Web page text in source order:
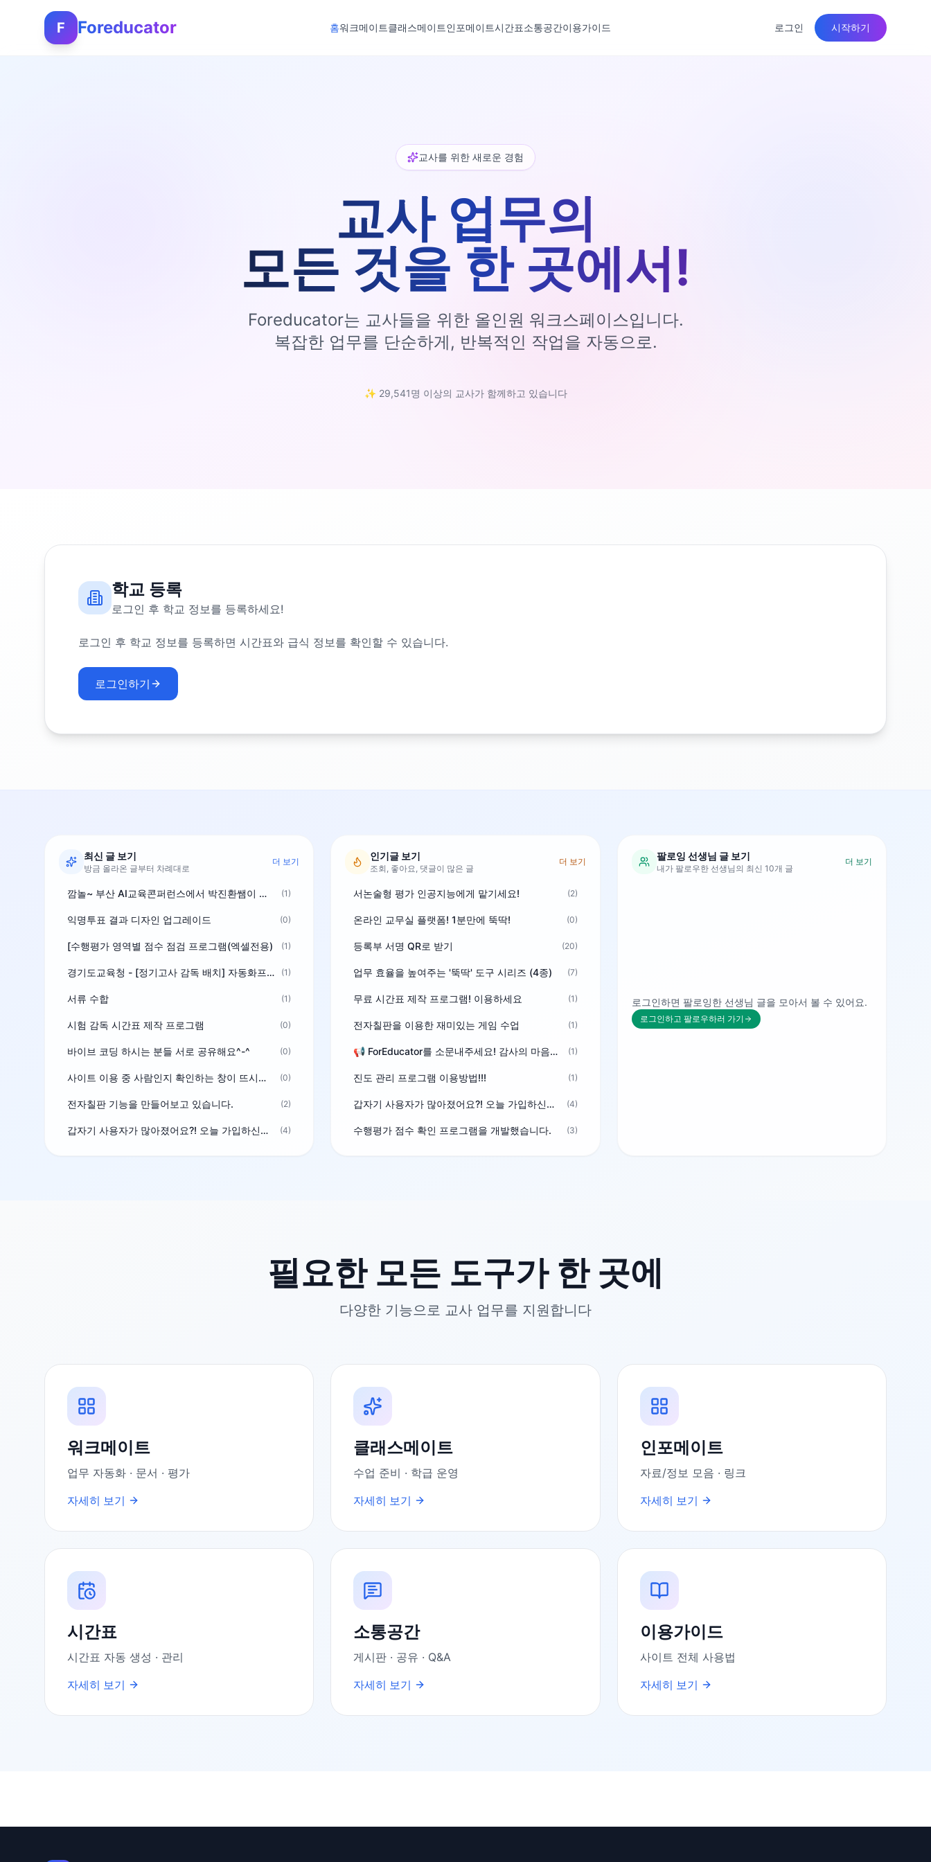
F Foreducator 홈워크메이트클래스메이트인포메이트시간표소통공간이용가이드 로그인 시작하기
교사를 위한 새로운 경험
교사 업무의
모든 것을 한 곳에서!
Foreducator는 교사들을 위한 올인원 워크스페이스입니다.
복잡한 업무를 단순하게, 반복적인 작업을 자동으로.
✨ 29,541명 이상의 교사가 함께하고 있습니다
학교 등록
로그인 후 학교 정보를 등록하세요!
로그인 후 학교 정보를 등록하면 시간표와 급식 정보를 확인할 수 있습니다.
로그인하기
최신 글 보기
방금 올라온 글부터 차례대로
더 보기
깜놀~ 부산 AI교육콘퍼런스에서 박진환쌤이 상받으려 나오셨네요~ ^^ (1)
익명투표 결과 디자인 업그레이드 (0)
[수행평가 영역별 점수 점검 프로그램(엑셀전용) (1)
경기도교육청 - [정기고사 감독 배치] 자동화프로그램 보급 (1)
서류 수합 (1)
시험 감독 시간표 제작 프로그램 (0)
바이브 코딩 하시는 분들 서로 공유해요^-^ (0)
사이트 이용 중 사람인지 확인하는 창이 뜨시는 분은 알려주세요 (0)
전자칠판 기능을 만들어보고 있습니다. (2)
갑자기 사용자가 많아졌어요?! 오늘 가입하신분^^ (4)
인기글 보기
조회, 좋아요, 댓글이 많은 글
더 보기
서논술형 평가 인공지능에게 맡기세요! (2)
온라인 교무실 플랫폼! 1분만에 뚝딱! (0)
등록부 서명 QR로 받기 (20)
업무 효율을 높여주는 '뚝딱' 도구 시리즈 (4종) (7)
무료 시간표 제작 프로그램! 이용하세요 (1)
전자칠판을 이용한 재미있는 게임 수업 (1)
📢 ForEducator를 소문내주세요! 감사의 마음을 담은 포인트 선물 (1)
진도 관리 프로그램 이용방법!!! (1)
갑자기 사용자가 많아졌어요?! 오늘 가입하신분^^ (4)
수행평가 점수 확인 프로그램을 개발했습니다. (3)
팔로잉 선생님 글 보기
내가 팔로우한 선생님의 최신 10개 글
더 보기
로그인하면 팔로잉한 선생님 글을 모아서 볼 수 있어요.
로그인하고 팔로우하러 가기
필요한 모든 도구가 한 곳에
다양한 기능으로 교사 업무를 지원합니다
워크메이트
업무 자동화 · 문서 · 평가
자세히 보기
클래스메이트
수업 준비 · 학급 운영
자세히 보기
인포메이트
자료/정보 모음 · 링크
자세히 보기
시간표
시간표 자동 생성 · 관리
자세히 보기
소통공간
게시판 · 공유 · Q&A
자세히 보기
이용가이드
사이트 전체 사용법
자세히 보기